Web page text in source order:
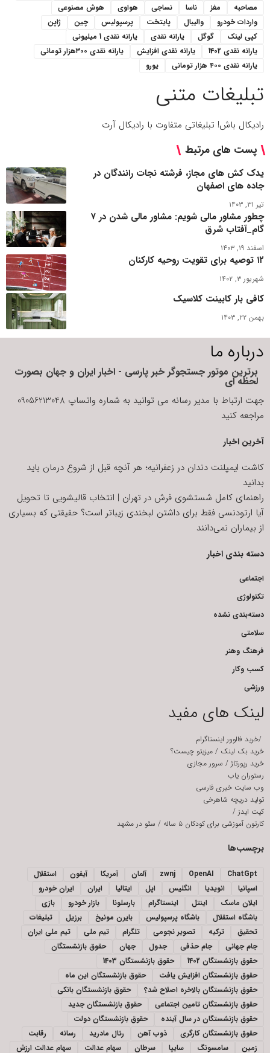
مصاحبه
مغز ناسا نساجی هواوی
هوش مصنوعی
واردات خودرو
والیبال پایتخت پرسپولیس چین
ژاپن
کپی لینک
گوگل یارانه نقدی
یارانه نقدی 1 میلیونی
یارانه نقدی 1402
یارانه نقدی افزایش
یارانه نقدی ۳۰۰هزار تومانی
یارانه نقدی ۴۰۰ هزار تومانی
یورو
تبلیغات متنی
رادیکال باش! تبلیغاتی متفاوت با رادیکال آرت
پست های مرتبط
یدک کش های مجاز، فرشته نجات رانندگان در
جاده های اصفهان
تیر ۳۱, ۱۴۰۳
چطور مشاور مالی شویم: مشاور مالی شدن در ۷
گام_آفتاب شرق
اسفند ۱۹, ۱۴۰۳
۱۲ توصیه برای تقویت روحیه کارکنان
شهریور ۳, ۱۴۰۲
کافی بار کابینت کلاسیک
بهمن ۲۲, ۱۴۰۳
درباره ما
برترین موتور جستجوگر خبر پارسی - اخبار ایران و جهان بصورت
لحظه ای
جهت ارتباط با مدیر رسانه می توانید به شماره واتساپ 09056213048
مراجعه کنید
آخرین اخبار
کاشت ایمپلنت دندان در زعفرانیه؛ هر آنچه قبل از شروع درمان باید
بدانید
راهنمای کامل شستشوی فرش در تهران | انتخاب قالیشویی تا تحویل
آیا ارتودنسی فقط برای داشتن لبخندی زیباتر است؟ حقیقتی که بسیاری
از بیماران نمی‌دانند
دسته بندی اخبار
اجتماعی
تکنولوژی
دسته‌بندی نشده
سلامتی
فرهنگ وهنر
کسب وکار
ورزشی
لینک های مفید
/خرید فالوور اینستاگرام
خرید بک لینک / میزیتو چیست؟
خرید رپورتاژ / سرور مجازی
رستوران یاب
وب سایت خبری فارسی
تولید دریچه شاهرخی
کیت ایدز /
کارتون آموزشی برای کودکان ۵ ساله
/ سئو در مشهد
برچسب‌ها
ChatGpt
OpenAI
zwnj آلمان آمریکا آیفون
استقلال
اسپانیا
انویدیا انگلیس اپل ایتالیا ایران
ایران خودرو
ایلان ماسک
اینتل اینستاگرام بارسلونا بازار خودرو
بازی
باشگاه استقلال
باشگاه پرسپولیس بایرن مونیخ برزیل
تبلیغات
تحقیق
ترکیه تصویر نجومی تلگرام تیم ملی
تیم ملی ایران
جام جهانی
جام حذفی جدول جهان
حقوق بازنشستگان
حقوق بازنشستگان 1402
حقوق بازنشستگان 1403
حقوق بازنشستگان افزایش یافت
حقوق بازنشستگان این ماه
حقوق بازنشستگان بالاخره اصلاح شد؟
حقوق بازنشستگان بانکی
حقوق بازنشستگان تامین اجتماعی
حقوق بازنشستگان جدید
حقوق بازنشستگان در سال آینده
حقوق بازنشستگان دولت
حقوق بازنشستگان کارگری
ذوب آهن رئال مادرید رسانه
رقابت
زمین
سامسونگ سایپا سرطان سهام عدالت سهام عدالت ارزش